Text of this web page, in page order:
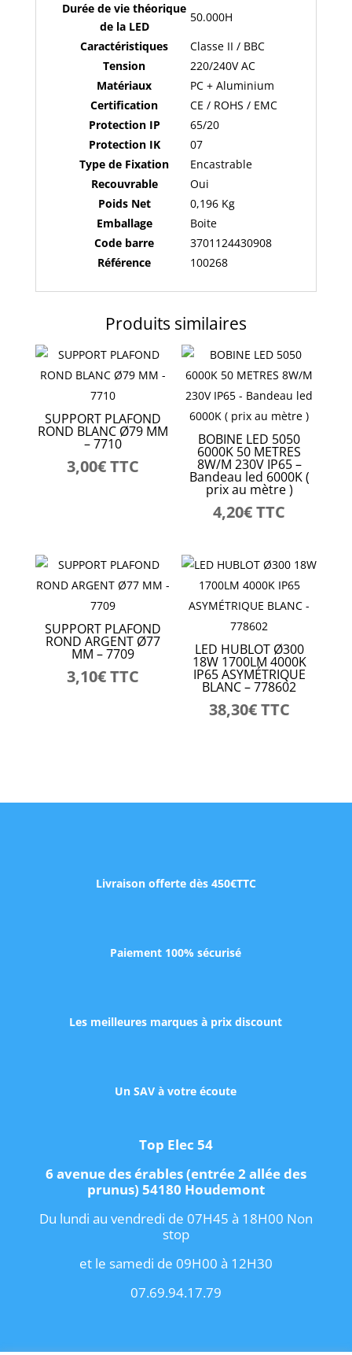
Durée de vie théorique
de la LED
50.000H
Caractéristiques
Classe II / BBC
Tension
220/240V AC
Matériaux
PC + Aluminium
Certification
CE / ROHS / EMC
Protection IP
65/20
Protection IK
07
Type de Fixation
Encastrable
Recouvrable
Oui
Poids Net
0,196 Kg
Emballage
Boite
Code barre
3701124430908
Référence
100268
Produits similaires
SUPPORT PLAFOND
ROND BLANC Ø79 MM
– 7710
3,00€TTC
BOBINE LED 5050
6000K 50 METRES
8W/M 230V IP65 –
Bandeau led 6000K (
prix au mètre )
4,20€TTC
SUPPORT PLAFOND
ROND ARGENT Ø77
MM – 7709
3,10€TTC
LED HUBLOT Ø300
18W 1700LM 4000K
IP65 ASYMÉTRIQUE
BLANC – 778602
38,30€TTC
Livraison offerte dès 450€TTC
Paiement 100% sécurisé
Les meilleures marques à prix discount
Un SAV à votre écoute
Top Elec 54
6 avenue des érables (entrée 2 allée des
prunus) 54180 Houdemont
Du lundi au vendredi de 07H45 à 18H00 Non
stop
et le samedi de 09H00 à 12H30
07.69.94.17.79